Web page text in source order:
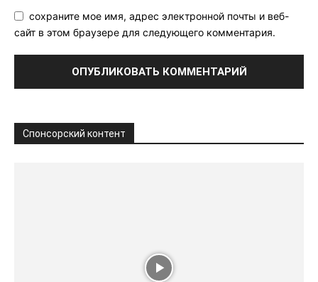
сохраните мое имя, адрес электронной почты и веб-
сайт в этом браузере для следующего комментария.
Спонсорский контент